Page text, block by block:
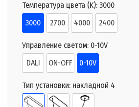
Температура цвета (K): 3000
3000
2700 4000 2400
Управление светом: 0-10V
DALI
ON-OFF 0-10V
Тип установки: накладной 4